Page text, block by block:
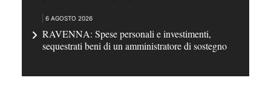
6 AGOSTO 2026
RAVENNA: Spese personali e investimenti,
sequestrati beni di un amministratore di sostegno